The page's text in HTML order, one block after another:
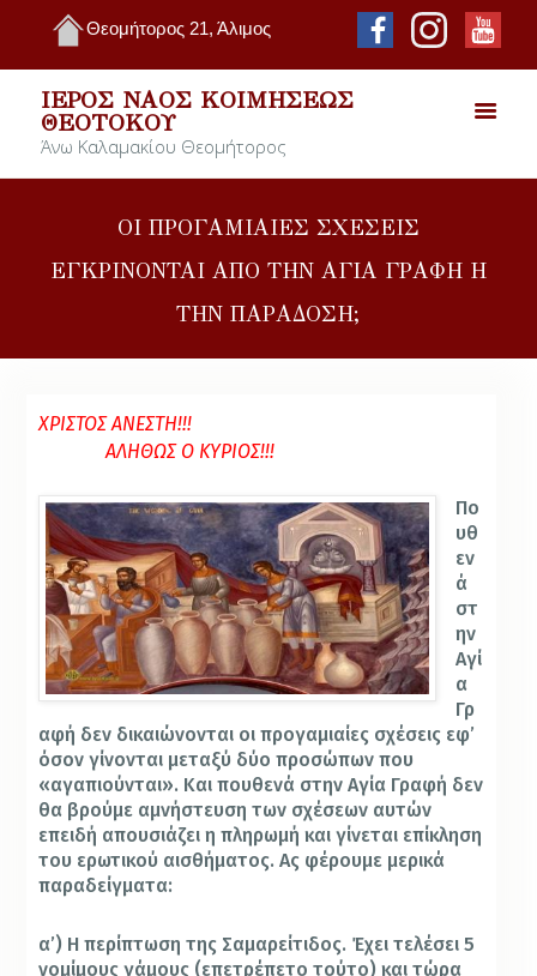
Θεομήτορος 21, Άλιμος
ΙΕΡΌΣ ΝΑΌΣ ΚΟΙΜΉΣΕΩΣ
ΘΕΟΤΌΚΟΥ
Άνω Καλαμακίου Θεομήτορος
ΟΙ ΠΡΟΓΑΜΙΑΙΕΣ ΣΧΕΣΕΙΣ
ΕΓΚΡΙΝΟΝΤΑΙ ΑΠΟ ΤΗΝ ΑΓΙΑ ΓΡΑΦΗ Η
ΤΗΝ ΠΑΡΑΔΟΣΗ;
ΧΡΙΣΤΟΣ ΑΝΕΣΤΗ!!!
ΑΛΗΘΩΣ Ο ΚΥΡΙΟΣ!!!
Πο
υθ
εν
ά
στ
ην
Αγί
α
Γρ
αφή δεν δικαιώνονται οι προγαμιαίες σχέσεις εφ’
όσον γίνονται μεταξύ δύο προσώπων που
«αγαπιούνται». Και πουθενά στην Αγία Γραφή δεν
θα βρούμε αμνήστευση των σχέσεων αυτών
επειδή απουσιάζει η πληρωμή και γίνεται επίκληση
του ερωτικού αισθήματος. Ας φέρουμε μερικά
παραδείγματα:
α’) Η περίπτωση της Σαμαρείτιδος. Έχει τελέσει 5
νομίμους γάμους (επετρέπετο τούτο) και τώρα